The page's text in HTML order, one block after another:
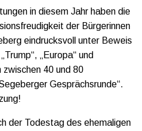
in diesem Jahr haben die
der Bürgerinnen
eindrucksvoll unter Beweis
„Europa“ und
zwischen 40 und 80
Gesprächsrunde“.
der Todestag des ehemaligen